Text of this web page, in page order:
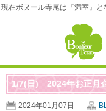
現在ボヌール寺尾は『満室』
1/7(日) 2024年お正月
2024年01月07日